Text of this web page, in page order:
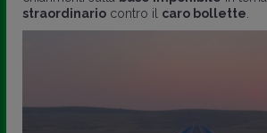
straordinario contro il caro bollette